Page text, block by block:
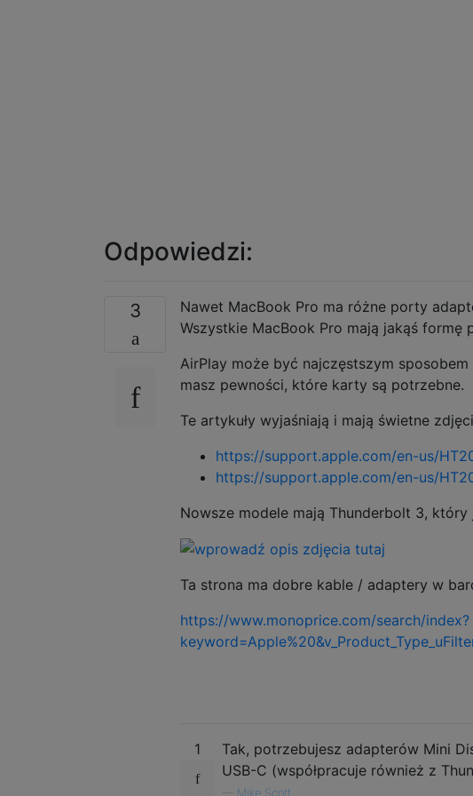
Odpowiedzi:
3
Nawet MacBook Pro ma różne porty
Wszystkie MacBook Pro mają jakąś formę
AirPlay może być najczęstszym
masz pewności, które karty są potrzebne.
Te artykuły wyjaśniają i mają świetne
https://support.apple.com/en-us/
https://support.apple.com/en-us/
Nowsze modele mają Thunderbolt 3,
Ta strona ma dobre kable / adaptery w
https://www.monoprice.com/search/index?
1
Tak, potrzebujesz adapterów Mini
USB-C (współpracuje również z
Mike Scott,